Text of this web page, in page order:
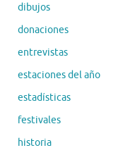
dibujos
donaciones
entrevistas
estaciones del año
estadísticas
festivales
historia